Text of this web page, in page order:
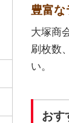
豊富な
大塚商
刷枚数
い。
おす